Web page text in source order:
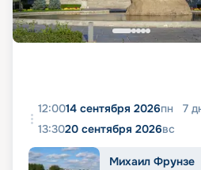
12:0014 сентября 2026пн 7
13:3020 сентября 2026вс
Михаил Фрунзе